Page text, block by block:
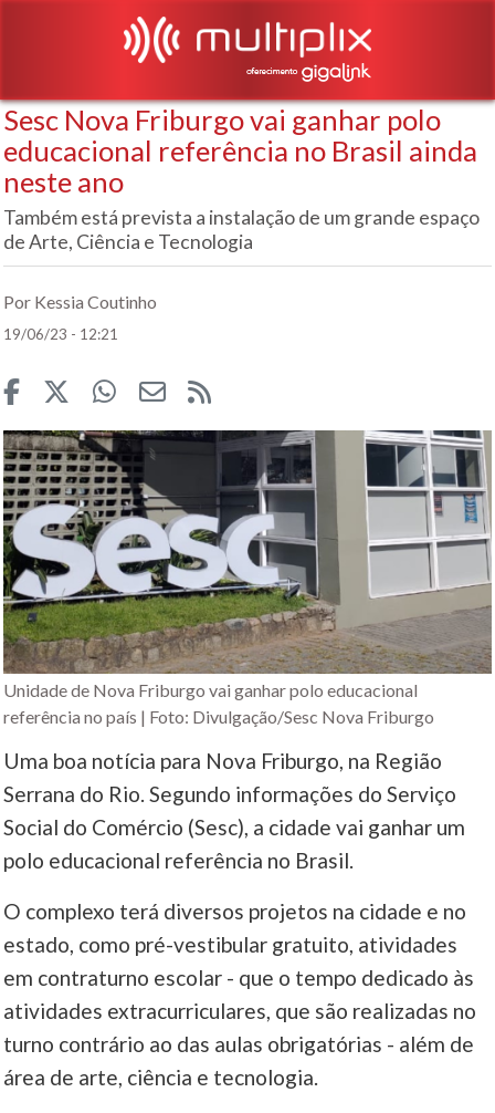
Sesc Nova Friburgo vai ganhar polo
educacional referência no Brasil ainda
neste ano
Também está prevista a instalação de um grande espaço
de Arte, Ciência e Tecnologia
Por Kessia Coutinho
19/06/23 - 12:21
Unidade de Nova Friburgo vai ganhar polo educacional
referência no país | Foto: Divulgação/Sesc Nova Friburgo
Uma boa notícia para Nova Friburgo, na Região
Serrana do Rio. Segundo informações do Serviço
Social do Comércio (Sesc), a cidade vai ganhar um
polo educacional referência no Brasil.
O complexo terá diversos projetos na cidade e no
estado, como pré-vestibular gratuito, atividades
em contraturno escolar - que o tempo dedicado às
atividades extracurriculares, que são realizadas no
turno contrário ao das aulas obrigatórias - além de
área de arte, ciência e tecnologia.